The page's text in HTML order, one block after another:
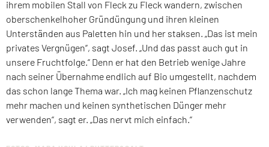
ihrem mobilen Stall von Fleck zu Fleck wandern, zwischen
oberschenkelhoher Gründüngung und ihren kleinen
Unterständen aus Paletten hin und her staksen. „Das ist mein
privates Vergnügen“, sagt Josef. „Und das passt auch gut in
unsere Fruchtfolge.“ Denn er hat den Betrieb wenige Jahre
nach seiner Übernahme endlich auf Bio umgestellt, nachdem
das schon lange Thema war. „Ich mag keinen Pflanzenschutz
mehr machen und keinen synthetischen Dünger mehr
verwenden“, sagt er. „Das nervt mich einfach.“